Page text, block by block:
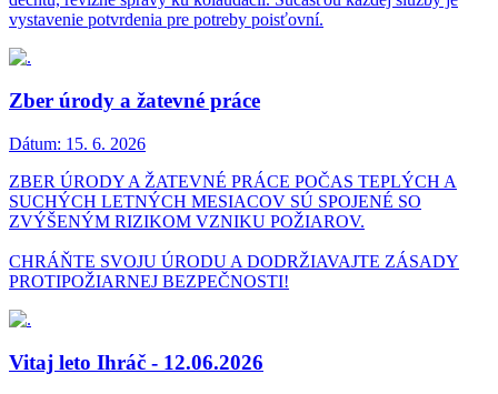
vystavenie potvrdenia pre potreby poisťovní.
Zber úrody a žatevné práce
Dátum: 15. 6. 2026
ZBER ÚRODY A ŽATEVNÉ PRÁCE POČAS TEPLÝCH A
SUCHÝCH LETNÝCH MESIACOV SÚ SPOJENÉ SO
ZVÝŠENÝM RIZIKOM VZNIKU POŽIAROV.
CHRÁŇTE SVOJU ÚRODU A DODRŽIAVAJTE ZÁSADY
PROTIPOŽIARNEJ BEZPEČNOSTI!
Vitaj leto Ihráč - 12.06.2026